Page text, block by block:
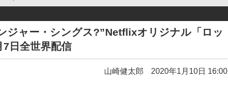
ジャー・シングス?”Netflixオリジナル「ロッ
日全世界配信
山崎健太郎 2020年1月10日 16:00